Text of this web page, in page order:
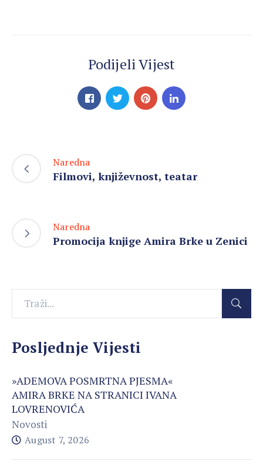
Podijeli Vijest
Naredna
Filmovi, književnost, teatar
Naredna
Promocija knjige Amira Brke u Zenici
Posljednje Vijesti
»ADEMOVA POSMRTNA PJESMA«
AMIRA BRKE NA STRANICI IVANA
LOVRENOVIĆA
Novosti
August 7, 2026